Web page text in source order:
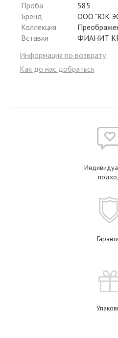
Проба
585
Бренд
ООО "ЮК
Коллекция
Вставки
ФИАНИТ
Информация по возврату
Как до нас добраться